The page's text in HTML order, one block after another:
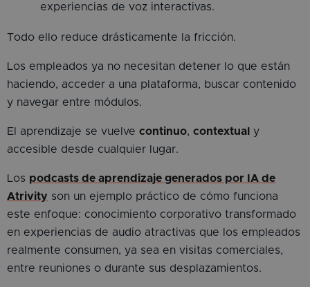
experiencias de voz interactivas.
Todo ello reduce drásticamente la fricción.
Los empleados ya no necesitan detener lo que están
haciendo, acceder a una plataforma, buscar contenido
y navegar entre módulos.
El aprendizaje se vuelve continuo, contextual y
accesible desde cualquier lugar.
Los podcasts de aprendizaje generados por IA de
Atrivity son un ejemplo práctico de cómo funciona
este enfoque: conocimiento corporativo transformado
en experiencias de audio atractivas que los empleados
realmente consumen, ya sea en visitas comerciales,
entre reuniones o durante sus desplazamientos.